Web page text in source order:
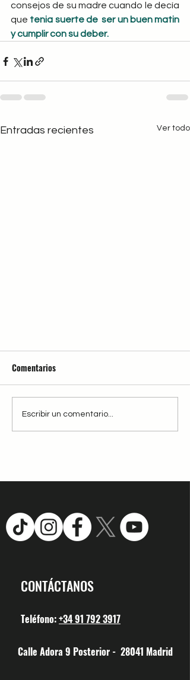
consejos de su madre cuando le decía
que tenia suerte de  ser un buen matin
y cumplir con su deber.
Entradas recientes Ver todo
Comentarios
Escribir un comentario...
CONTÁCTANOS
Teléfono:+34 91 792 3917
Calle Adora 9 Posterior - 28041 Madrid